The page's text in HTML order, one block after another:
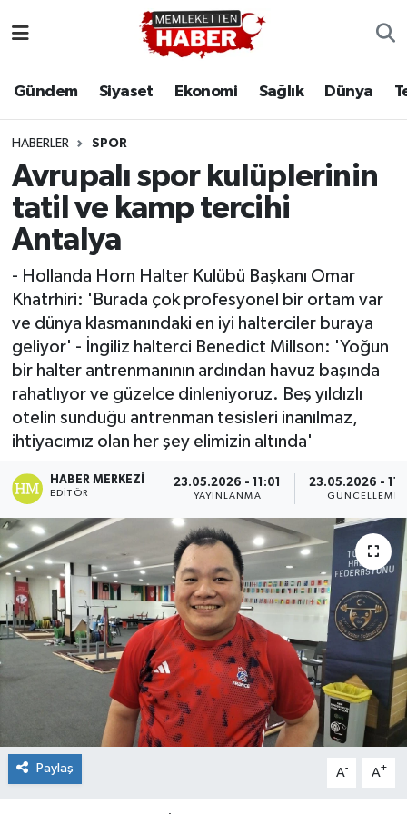
Gündem Siyaset Ekonomi Sağlık Dünya
HABERLER SPOR
Avrupalı spor kulüplerinin
tatil ve kamp tercihi
Antalya
- Hollanda Horn Halter Kulübü Başkanı Omar
Khatrhiri: 'Burada çok profesyonel bir ortam var
ve dünya klasmanındaki en iyi halterciler buraya
geliyor' - İngiliz halterci Benedict Millson: 'Yoğun
bir halter antrenmanının ardından havuz başında
rahatlıyor ve güzelce dinleniyoruz. Beş yıldızlı
otelin sunduğu antrenman tesisleri inanılmaz,
ihtiyacımız olan her şey elimizin altında'
HABER MERKEZI
EDITÖR
23.05.2026 - 11:01
YAYINLANMA
23.05.2026 -
GÜNCELLEME
Paylaş A- A+